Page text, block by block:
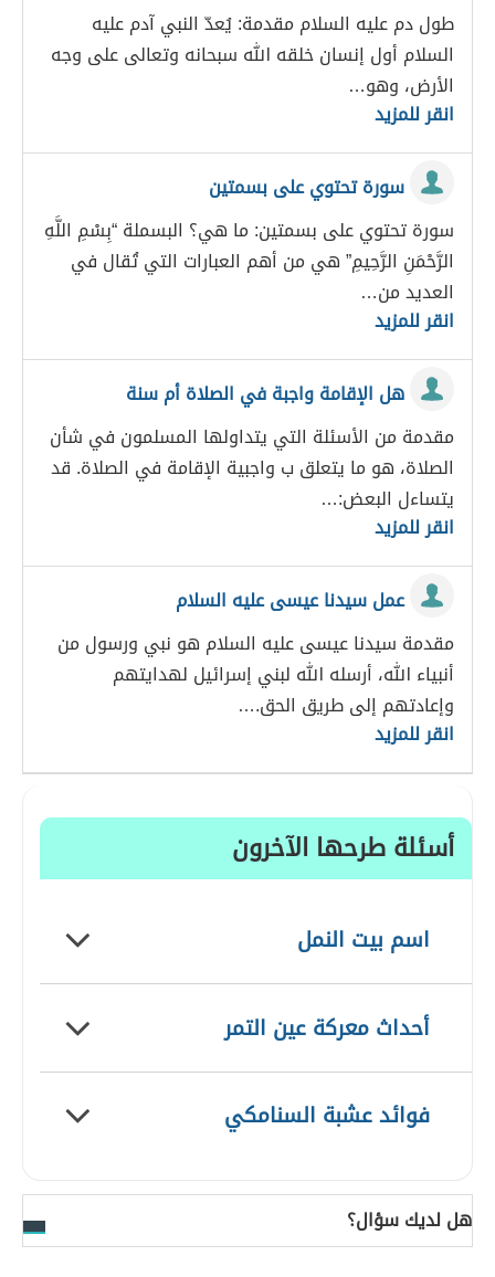
طول دم عليه السلام مقدمة: يُعدّ النبي آدم عليه
السلام أول إنسان خلقه الله سبحانه وتعالى على وجه
الأرض، وهو…
انقر للمزيد
سورة تحتوي على بسمتين
سورة تحتوي على بسمتين: ما هي؟ البسملة “بِسْمِ اللَّهِ
الرَّحْمَنِ الرَّحِيمِ” هي من أهم العبارات التي تُقال في
العديد من…
انقر للمزيد
هل الإقامة واجبة في الصلاة أم سنة
مقدمة من الأسئلة التي يتداولها المسلمون في شأن
الصلاة، هو ما يتعلق ب واجبية الإقامة في الصلاة. قد
يتساءل البعض:…
انقر للمزيد
عمل سيدنا عيسى عليه السلام
مقدمة سيدنا عيسى عليه السلام هو نبي ورسول من
أنبياء الله، أرسله الله لبني إسرائيل لهدايتهم
وإعادتهم إلى طريق الحق.…
انقر للمزيد
أسئلة طرحها الآخرون
اسم بيت النمل
أحداث معركة عين التمر
فوائد عشبة السنامكي
هل لديك سؤال؟